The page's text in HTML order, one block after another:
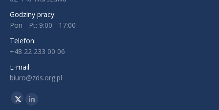
Godziny pracy:
Pon - Pt: 9:00 - 17:00
Telefon:
+48 22 233 00 06
E-mail:
biuro@zds.org.pl
Znajdź nas na:
TwitterLinkedin